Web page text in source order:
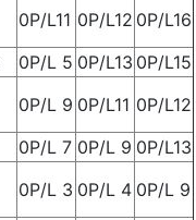
0P/L11 0P/L12 0P/L16
0P/L 5 0P/L13 0P/L15
0P/L 9 0P/L11 0P/L12
0P/L 7 0P/L 9 0P/L13
0P/L 3 0P/L 4 0P/L 9